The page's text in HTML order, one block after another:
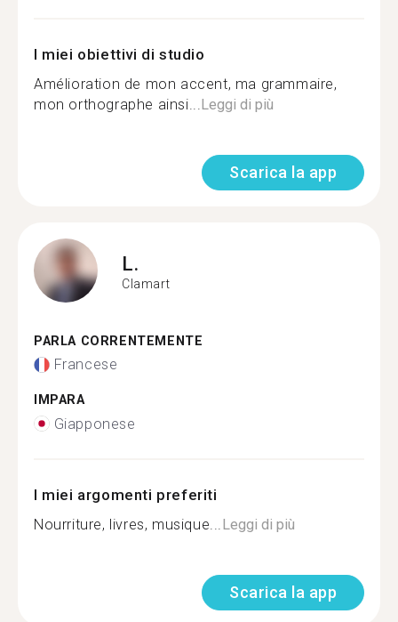
I miei obiettivi di studio
Amélioration de mon accent, ma grammaire,
mon orthographe ainsi... Leggi di più
Scarica la app
L.
Clamart
PARLA CORRENTEMENTE
Francese
IMPARA
Giapponese
I miei argomenti preferiti
Nourriture, livres, musique... Leggi di più
Scarica la app